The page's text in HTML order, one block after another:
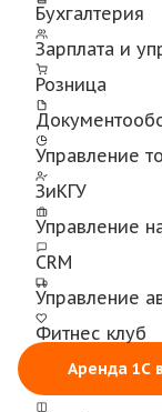
Бухгалтерия
Зарплата и
Розница
Управление
ЗиКГУ
Управление
CRM
Управление
Фитнес клуб
Аренда 1С